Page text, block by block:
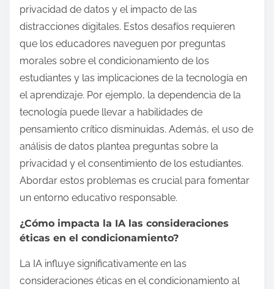
privacidad de datos y el impacto de las
distracciones digitales. Estos desafíos requieren
que los educadores naveguen por preguntas
morales sobre el condicionamiento de los
estudiantes y las implicaciones de la tecnología en
el aprendizaje. Por ejemplo, la dependencia de la
tecnología puede llevar a habilidades de
pensamiento crítico disminuidas. Además, el uso de
análisis de datos plantea preguntas sobre la
privacidad y el consentimiento de los estudiantes.
Abordar estos problemas es crucial para fomentar
un entorno educativo responsable.
¿Cómo impacta la IA las consideraciones
éticas en el condicionamiento?
La IA influye significativamente en las
consideraciones éticas en el condicionamiento al